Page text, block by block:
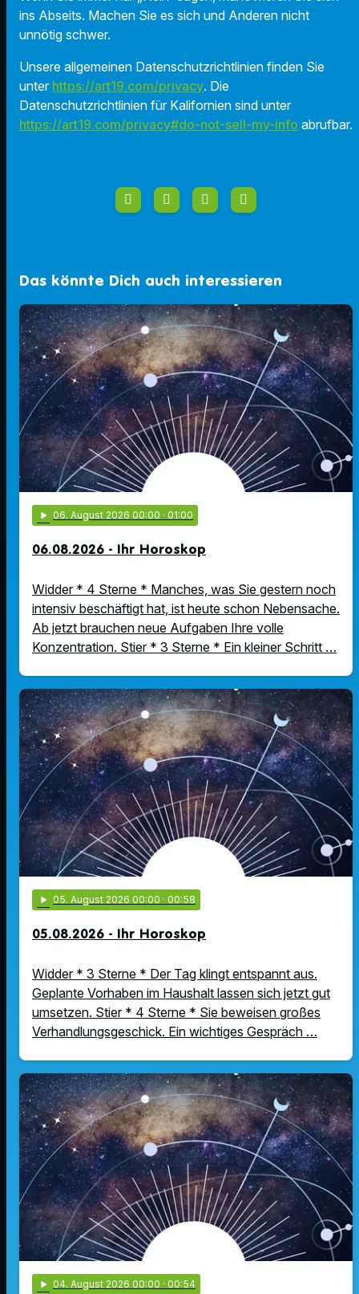
ins Abseits. Machen Sie es sich und Anderen nicht
unnötig schwer.
Unsere allgemeinen Datenschutzrichtlinien finden Sie
unter https://art19.com/privacy. Die
Datenschutzrichtlinien für Kalifornien sind unter
https://art19.com/privacy#do-not-sell-my-info abrufbar.
Das könnte Dich auch interessieren
play_arrow 06. August 2026 00:00 · 01:00
06.08.2026 - Ihr Horoskop
Widder * 4 Sterne * Manches, was Sie gestern noch
intensiv beschäftigt hat, ist heute schon Nebensache.
Ab jetzt brauchen neue Aufgaben Ihre volle
Konzentration. Stier * 3 Sterne * Ein kleiner Schritt …
play_arrow 05. August 2026 00:00 · 00:58
05.08.2026 - Ihr Horoskop
Widder * 3 Sterne * Der Tag klingt entspannt aus.
Geplante Vorhaben im Haushalt lassen sich jetzt gut
umsetzen. Stier * 4 Sterne * Sie beweisen großes
Verhandlungsgeschick. Ein wichtiges Gespräch …
play_arrow 04. August 2026 00:00 · 00:54